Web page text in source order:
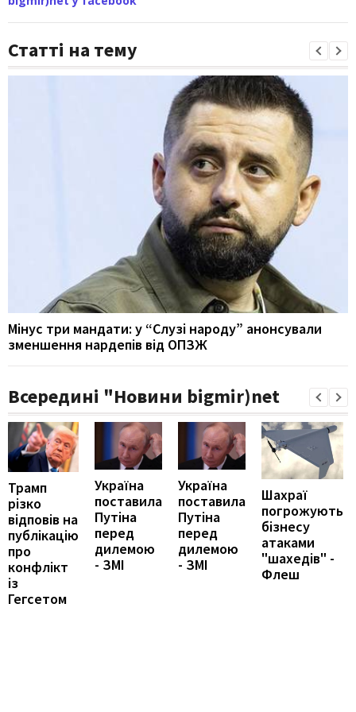
Статті на тему
Мінус три мандати: у “Слузі народу” анонсували
зменшення нардепів від ОПЗЖ
Всередині "Новини bigmir)net
Трамп
різко
відповів на
публікацію
про
конфлікт
із
Гегсетом
Україна
поставила
Путіна
перед
дилемою
- ЗМІ
Україна
поставила
Путіна
перед
дилемою
- ЗМІ
Шахраї
погрожують
бізнесу
атаками
"шахедів" -
Флеш